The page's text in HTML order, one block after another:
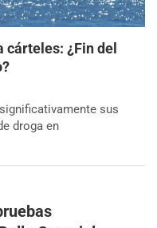
cárteles: ¿Fin del
sus
droga en